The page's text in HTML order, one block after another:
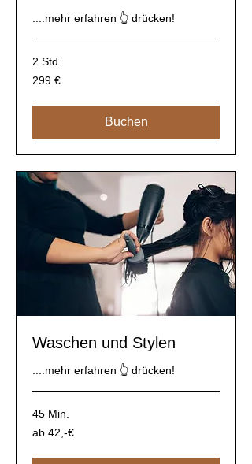
....mehr erfahren 👆 drücken!
2 Std.
299
Euro
299 €
Buchen
Waschen und Stylen
....mehr erfahren 👆 drücken!
45 Min.
ab
42,-
ab 42,-€